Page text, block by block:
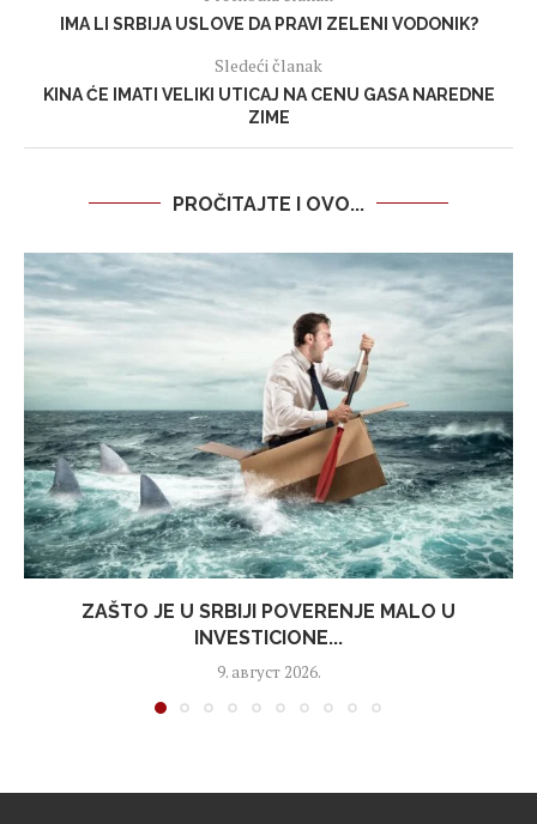
IMA LI SRBIJA USLOVE DA PRAVI ZELENI VODONIK?
Sledeći članak
KINA ĆE IMATI VELIKI UTICAJ NA CENU GASA NAREDNE
ZIME
PROČITAJTE I OVO...
ZAŠTO JE U SRBIJI POVERENJE MALO U
INVESTICIONE...
9. август 2026.